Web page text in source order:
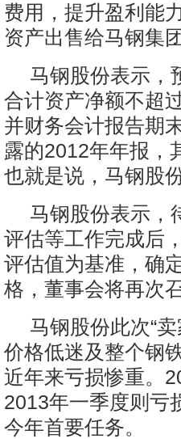
费用，提升盈利能
资产出售给马钢集团
马钢股份表示，
合计资产净额不超
并财务会计报告期
露的2012年年报，
也就是说，马钢股
马钢股份表示，
评估等工作完成后
评估值为基准，确
格，董事会将再次
马钢股份此次“
价格低迷及整个钢
近年来亏损惨重。
2013年一季度则亏
今年首要任务。